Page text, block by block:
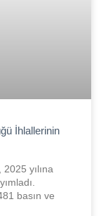
İhlallerinin
yılına
basın ve